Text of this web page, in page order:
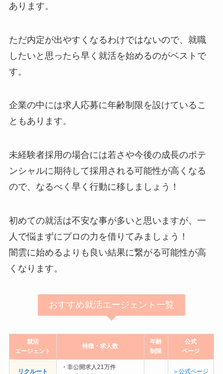
あります。
ただ内定が出やすくなるわけではないので、就職
したいと思ったら早く就活を始めるのがベストで
す。
企業の中には求人応募に年齢制限を設けているこ
ともあります。
未経験者採用の場合には若さや今後の成長のポテ
ンシャルに期待して採用される可能性が高くなる
ので、なるべく早く行動に移しましょう！
初めての就活は不安な事が多いと思いますが、一
人で悩まずにプロの力を借りてみましょう！
闇雲に始めるよりも良い結果に繋がる可能性が高
くなります。
おすすめ就活エージェント一覧
就活
エージェント
特徴・求人数
年齢
制限
公式
ページ
リクルート
・非公開求人21万件
＞公式ページ